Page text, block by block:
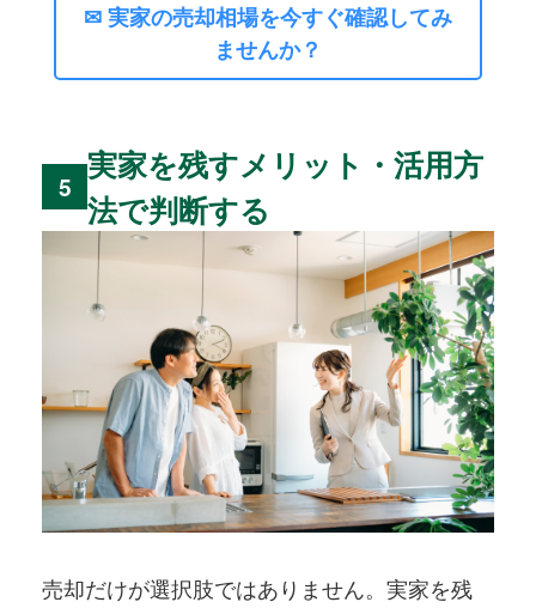
✉ 実家の売却相場を今すぐ確認してみ
ませんか？
5
実家を残すメリット・活用方
法で判断する
売却だけが選択肢ではありません。実家を残